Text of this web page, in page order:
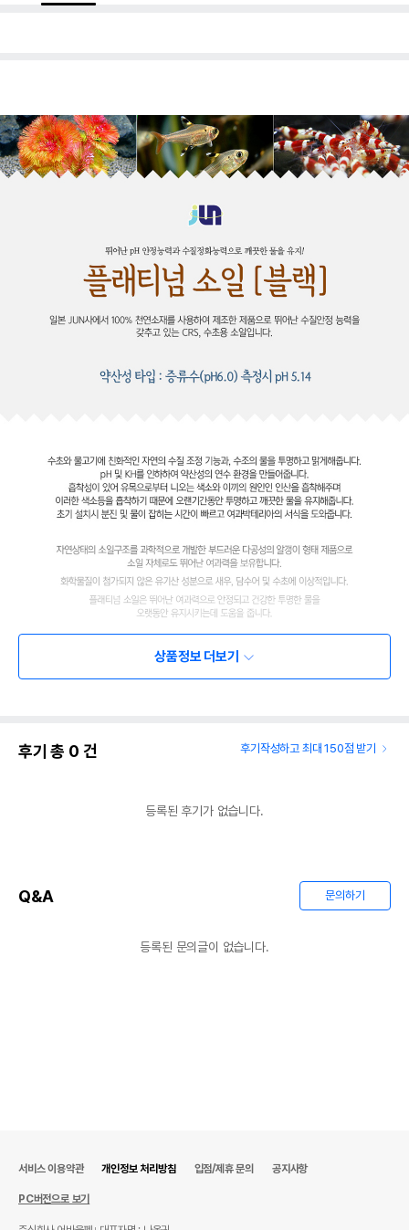
상품정보 더보기
후기 총 0 건 후기작성하고 최대 150점 받기
등록된 후기가 없습니다.
Q&A 문의하기
등록된 문의글이 없습니다.
서비스 이용약관 개인정보 처리방침 입점/제휴 문의 공지사항
PC버전으로 보기